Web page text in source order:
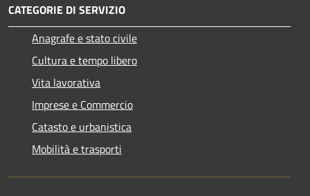
CATEGORIE DI SERVIZIO
Anagrafe e stato civile
Cultura e tempo libero
Vita lavorativa
Imprese e Commercio
Catasto e urbanistica
Mobilità e trasporti